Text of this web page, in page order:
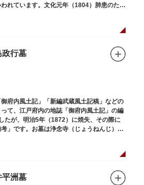
れています。文化元年（1804）肺患のため
くうじ）にあります。
政行墓
府内風土記」「新編武蔵風土記稿」などの
て、江戸府内の地誌「御府内風土記」の編
たが、明治5年（1872）に焼失、その際に
」です。お墓は浄念寺（じょうねんじ）境
平洲墓